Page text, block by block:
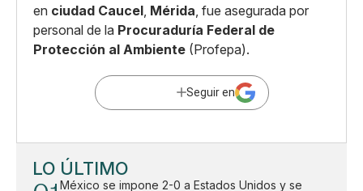
en ciudad Caucel Mérida , fue asegurada por
personal de la Procuraduría Federal de
Protección al Ambiente (Profepa).
Seguir en
LO ÚLTIMO
México se impone 2-0 a Estados Unidos y se